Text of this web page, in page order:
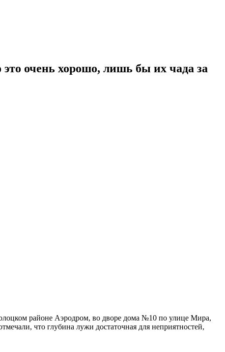
очень хорошо, лишь бы их чада за
районе Аэродром, во дворе дома №10 по улице Мира,
что глубина лужи достаточная для неприятностей,